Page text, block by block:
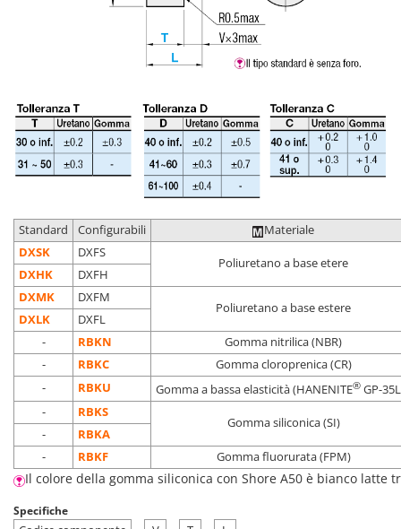
Standard Configurabili
Materiale
DXSK
DXFS
Poliuretano a base etere
DXHK
DXFH
DXMK
DXFM
Poliuretano a base estere
DXLK
DXFL
-
RBKN
Gomma nitrilica (NBR)
-
RBKC
Gomma cloroprenica (CR)
-
RBKU Gomma a bassa elasticità (HANENITE® GP-
-
RBKS
Gomma siliconica (SI)
-
RBKA
-
RBKF Gomma fluorurata (FPM)
Il colore della gomma siliconica con Shore A50 è bianco latte
Specifiche